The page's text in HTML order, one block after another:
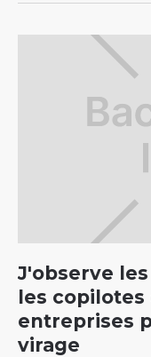
J'observe
les
entreprises
virage